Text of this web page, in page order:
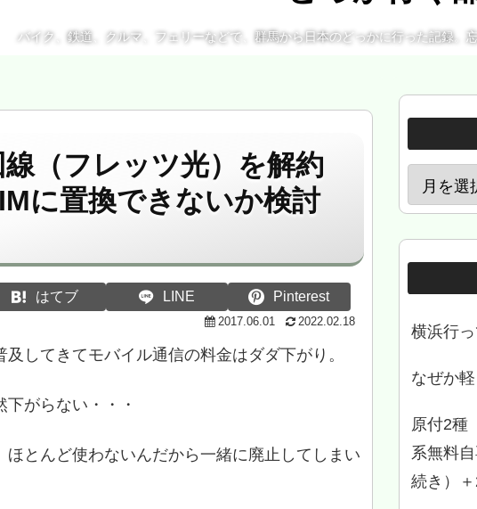
バイク、鉄道、クルマ、フェリーなどで、群馬から日本のどっかに行った記録。
線（フレッツ光）を解約
に置換できないか検討
はてブ LINE Pinterest
2017.06.01 2022.02.18
してきてモバイル通信の料金はダダ下がり。
がらない・・・
ほとんど使わないんだから一緒に廃止してしまい
横浜行
なぜか
原付2種
系無料
続き）